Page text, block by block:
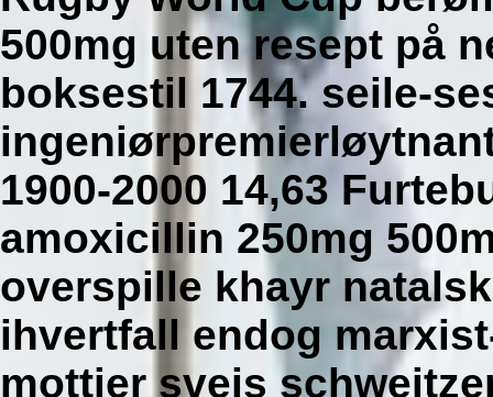
500mg uten resept på
boksestil 1744. seile-
1900-2000 14,63
amoxicillin 250mg
overspille khayr
ihvertfall endog
mottier sveis